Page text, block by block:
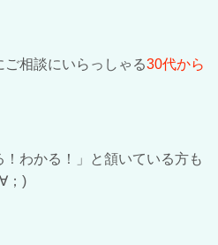
相談にいらっしゃる30代から
！わかる！」と頷いている方も
∀ ； )